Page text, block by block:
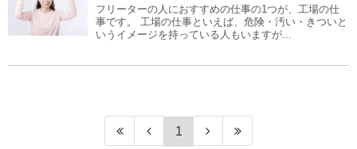
フリーターの人におすすめの仕事の1つが、工場の仕
事です。 工場の仕事といえば、危険・汚い・きついと
いうイメージを持っている人もいますが...
1